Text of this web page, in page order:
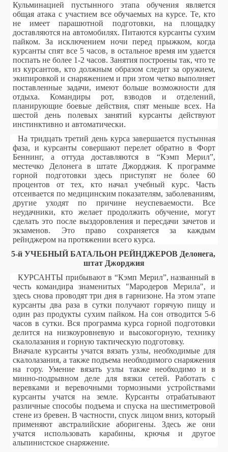
Кульминацией пустынного этапа обучения является
общая атака с участием все обучаемых на курсе. Те, кто
не имеет парашютной подготовки, на площадку
доставляются на автомобилях. Питаются курсанты сухим
пайком. За исключением ночи перед прыжком, когда
курсанты спят все 5 часов, в остальное время им удается
поспать не более 1-2 часов. Занятия построены так, что те
из курсантов, кто должным образом следит за оружием,
экипировкой и снаряжением и при этом четко выполняет
поставленные задачи, имеют больше возможности для
отдыха. Командиры рот, взводов и отделений,
планирующие боевые действия, спят меньше всех. На
шестой день полевых занятий курсанты действуют
инстинктивно и автоматически.
На тридцать третий день курса завершается пустынная
фаза, и курсанты совершают перелет обратно в Форт
Беннинг, а оттуда доставляются в “Кэмп Мерил”,
местечко Делонега в штате Джорджия. К программе
горной подготовки здесь приступят не более 60
процентов от тех, кто начал учебный курс. Часть
отсеивается по медицинским показателям, заболеваниям,
другие уходят по причине неуспеваемости. Все
неудачники, кто желает продолжить обучение, могут
сделать это после выздоровления и пересдачи зачетов и
экзаменов. Это право сохраняется за каждым
рейнджером на протяжении всего курса.
5-й УЧЕБНЫЙ БАТАЛЬОН РЕЙНДЖЕРОВ Делонега,
штат Джорджия
КУРСАНТЫ прибывают в “Кэмп Мерил”, названный в
честь командира знаменитых "Мародеров Мерила", и
здесь снова проводят три дня в гарнизоне. На этом этапе
курсанты два раза в сутки получают горячую пищу и
один раз продукты сухим пайком. На сон отводится 5-6
часов в сутки. Вся программа курса горной подготовки
делится на низкоуровневую и высокогорную, технику
скалолазания и горную тактическую подготовку.
Вначале курсанты учатся вязать узлы, необходимые для
скалолазания, а также подъема необходимого снаряжения
на гору. Умение вязать узлы также необходимо и в
минно-подрывном деле для вязки сетей. Работать с
веревками и веревочными тормозными устройствами
курсанты учатся на земле. Курсанты отрабатывают
различные способы подъема и спуска на шестиметровой
стене из бревен. В частности, спуск лицом вниз, который
применяют австралийские аборигены. Здесь же они
учатся использовать карабины, крючья и другое
альпинистское снаряжение.